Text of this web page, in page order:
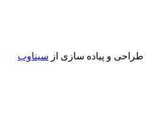
طراحی و پیاده سازی از سیناوب